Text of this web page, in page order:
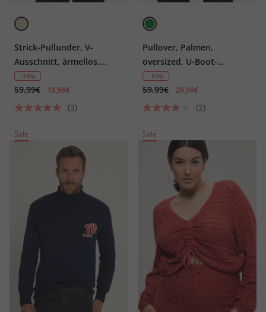
Strick-Pullunder, V-
Ausschnitt, ärmellos,
Biobaumwolle
- 68%
59,99€ 18,99€
(3)
Pullover, Palmen,
oversized, U-Boot-
Ausschnitt, Halbarm
- 50%
59,99€ 29,99€
(2)
Sale Sale